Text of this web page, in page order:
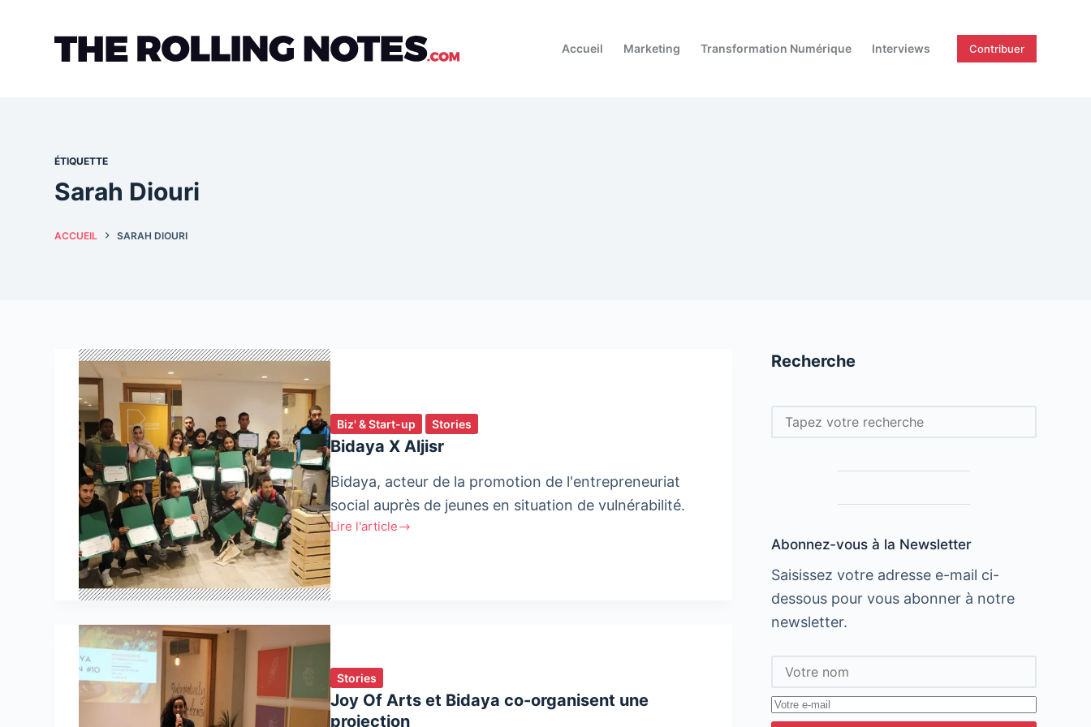
Accueil Marketing Transformation Numérique Interviews Contribuer
ÉTIQUETTE
Sarah Diouri
ACCUEIL SARAH DIOURI
Biz' & Start-up Stories
Bidaya X Aljisr
Bidaya, acteur de la promotion de l'entrepreneuriat
social auprès de jeunes en situation de vulnérabilité.
Lire l'article
Bidaya
X
Aljisr
Stories
Joy Of Arts et Bidaya co-organisent une
projection
Recherche
Rechercher
Abonnez-vous à la Newsletter
Saisissez votre adresse e-mail ci-
dessous pour vous abonner à notre
newsletter.